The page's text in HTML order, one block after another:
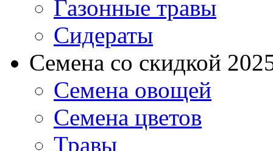
Газонные травы
Сидераты
Семена со скидкой
Семена овощей
Семена цветов
Травы